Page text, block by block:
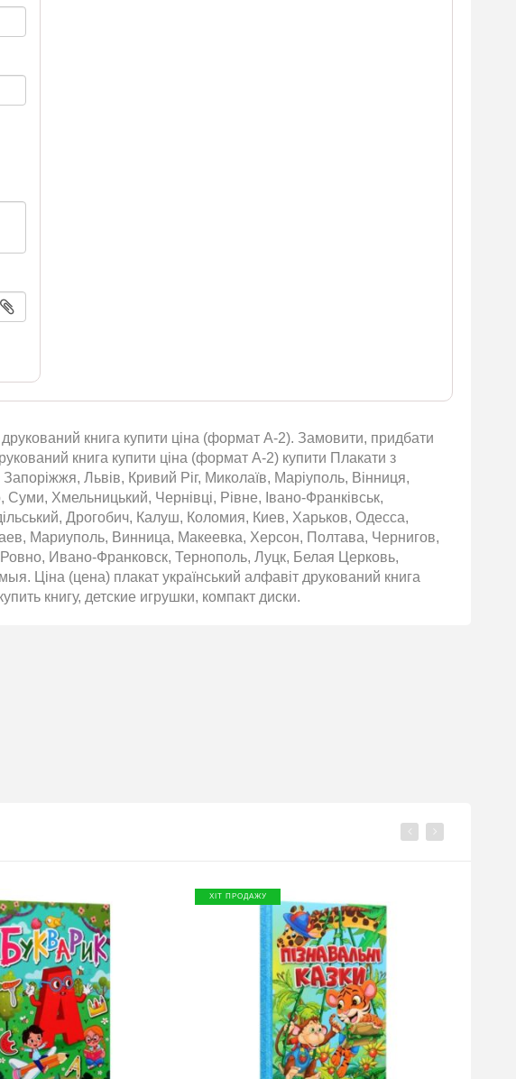
друкований книга купити ціна (формат А-2). Замовити, придбати
книга купити ціна (формат А-2) купити Плакати з
Львів, Кривий Ріг, Миколаїв, Маріуполь, Вінниця,
Хмельницький, Чернівці, Рівне, Івано-Франківськ,
Дрогобич, Калуш, Коломия, Киев, Харьков, Одесса,
Мариуполь, Винница, Макеевка, Херсон, Полтава, Чернигов,
Ивано-Франковск, Тернополь, Луцк, Белая Церковь,
Ціна (цена) плакат український алфавіт друкований книга
книгу, детские игрушки, компакт диски.
ХІТ ПРОДАЖУ